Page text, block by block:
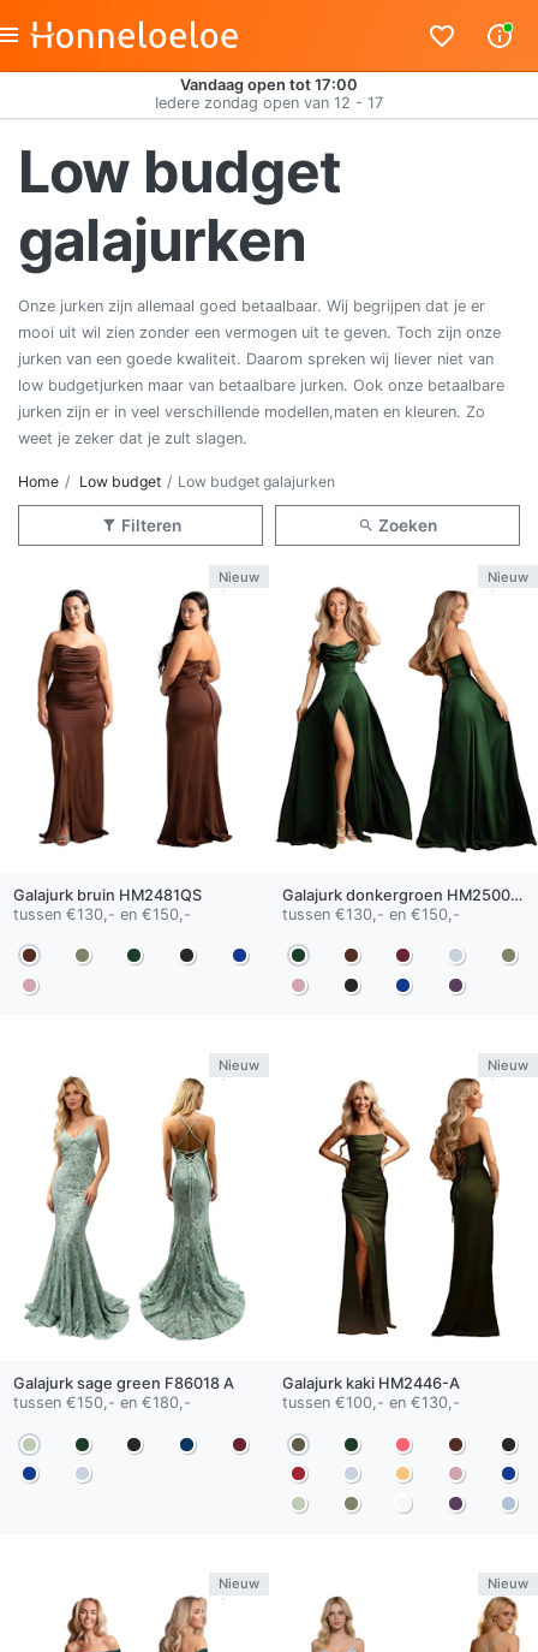
Vandaag open tot 17:00
Iedere zondag open van 12 - 17
Low budget
galajurken
Onze jurken zijn allemaal goed betaalbaar. Wij begrijpen dat je er
mooi uit wil zien zonder een vermogen uit te geven. Toch zijn onze
jurken van een goede kwaliteit. Daarom spreken wij liever niet van
low budgetjurken maar van betaalbare jurken. Ook onze betaalbare
jurken zijn er in veel verschillende modellen,maten en kleuren. Zo
weet je zeker dat je zult slagen.
Home Low budget Low budget galajurken
Filteren Zoeken
Nieuw
Galajurk bruin HM2481QS
tussen €130,- en €150,-
Nieuw
Galajurk donkergroen HM2500 QS
tussen €130,- en €150,-
Nieuw
Galajurk sage green F86018 A
tussen €150,- en €180,-
Nieuw
Galajurk kakiHM2446-A
tussen €100,- en €130,-
Nieuw Nieuw